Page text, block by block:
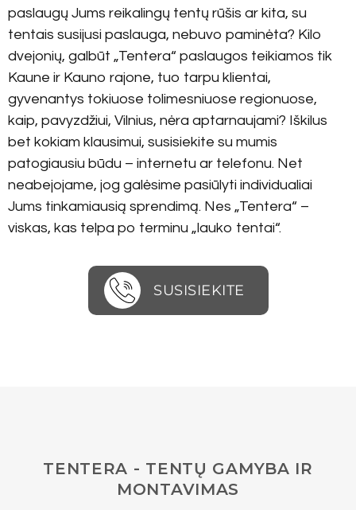
paslaugų Jums reikalingų tentų rūšis ar kita, su
tentais susijusi paslauga, nebuvo paminėta? Kilo
dvejonių, galbūt „Tentera“ paslaugos teikiamos tik
Kaune ir Kauno rajone, tuo tarpu klientai,
gyvenantys tokiuose tolimesniuose regionuose,
kaip, pavyzdžiui, Vilnius, nėra aptarnaujami? Iškilus
bet kokiam klausimui, susisiekite su mumis
patogiausiu būdu – internetu ar telefonu. Net
neabejojame, jog galėsime pasiūlyti individualiai
Jums tinkamiausią sprendimą. Nes „Tentera“ –
viskas, kas telpa po terminu „lauko tentai“.
SUSISIEKITE
TENTERA - TENTŲ GAMYBA IR
MONTAVIMAS